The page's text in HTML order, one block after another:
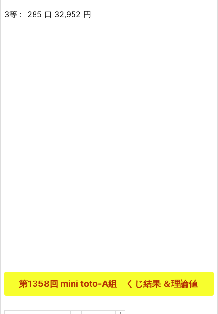
3等： 285 口 32,952 円
第1358回 mini toto-A組 くじ結果 ＆理論値